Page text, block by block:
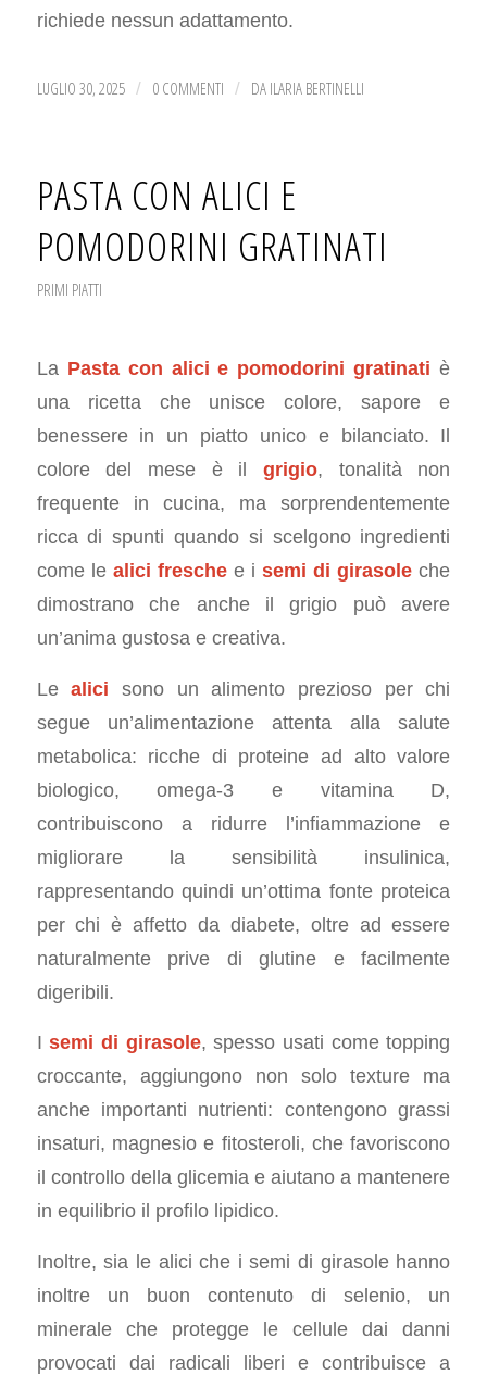
richiede nessun adattamento.
LUGLIO 30, 2025 / 0 COMMENTI / DA ILARIA BERTINELLI
PASTA CON ALICI E
POMODORINI GRATINATI
PRIMI PIATTI
La Pasta con alici e pomodorini gratinati è
una ricetta che unisce colore, sapore e
benessere in un piatto unico e bilanciato. Il
colore del mese è ilgrigio, tonalità non
frequente in cucina, ma sorprendentemente
ricca di spunti quando si scelgono ingredienti
come le alici freschee isemi di girasoleche
dimostrano che anche il grigio può avere
un’anima gustosa e creativa.
Lealici sono un alimento prezioso per chi
segue un’alimentazione attenta alla salute
metabolica: ricche di proteine ad alto valore
biologico, omega-3 e vitamina D,
contribuiscono a ridurre l’infiammazione e
migliorare la sensibilità insulinica,
rappresentando quindi un’ottima fonte proteica
per chi è affetto da diabete, oltre ad essere
naturalmente prive di glutine e facilmente
digeribili.
Isemi di girasole, spesso usati come topping
croccante, aggiungono non solo texture ma
anche importanti nutrienti: contengono grassi
insaturi, magnesio e fitosteroli, che favoriscono
il controllo della glicemia e aiutano a mantenere
in equilibrio il profilo lipidico.
Inoltre, sia le alici che i semi di girasole hanno
inoltre un buon contenuto di selenio, un
minerale che protegge le cellule dai danni
provocati dai radicali liberi e contribuisce a